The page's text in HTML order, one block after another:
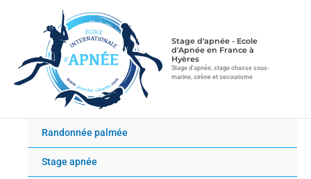
Stage d'apnée - Ecole
d'Apnée en France à
Hyères
Stage d'apnée, stage chasse sous-
marine, sirène et secourisme
Randonnée palmée
Stage apnée